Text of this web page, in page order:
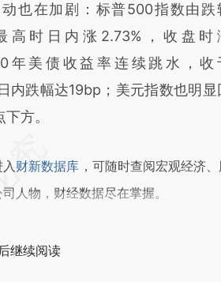
也在加剧：标普500指数由跌
高时日内涨2.73%，收盘时
年美债收益率连续跳水，收
内跌幅达19bp；美元指数也明显
方。
财新数据库 ，可随时查阅宏观经济
人物，财经数据尽在掌握。
继续阅读